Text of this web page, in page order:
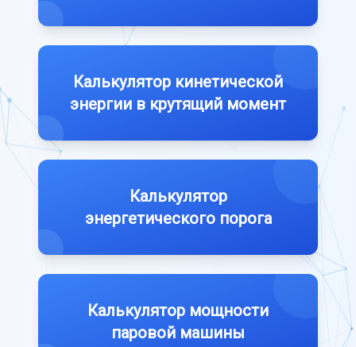
Калькулятор кинетической
энергии в крутящий момент
Калькулятор
энергетического порога
Калькулятор мощности
паровой машины